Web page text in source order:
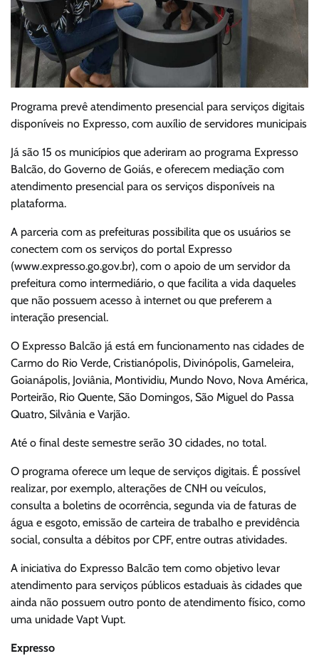
Programa prevê atendimento presencial para serviços digitais
disponíveis no Expresso, com auxílio de servidores municipais
Já são 15 os municípios que aderiram ao programa Expresso
Balcão, do Governo de Goiás, e oferecem mediação com
atendimento presencial para os serviços disponíveis na
plataforma.
A parceria com as prefeituras possibilita que os usuários se
conectem com os serviços do portal Expresso
(www.expresso.go.gov.br), com o apoio de um servidor da
prefeitura como intermediário, o que facilita a vida daqueles
que não possuem acesso à internet ou que preferem a
interação presencial.
O Expresso Balcão já está em funcionamento nas cidades de
Carmo do Rio Verde, Cristianópolis, Divinópolis, Gameleira,
Goianápolis, Joviânia, Montividiu, Mundo Novo, Nova América,
Porteirão, Rio Quente, São Domingos, São Miguel do Passa
Quatro, Silvânia e Varjão.
Até o final deste semestre serão 30 cidades, no total.
O programa oferece um leque de serviços digitais. É possível
realizar, por exemplo, alterações de CNH ou veículos,
consulta a boletins de ocorrência, segunda via de faturas de
água e esgoto, emissão de carteira de trabalho e previdência
social, consulta a débitos por CPF, entre outras atividades.
A iniciativa do Expresso Balcão tem como objetivo levar
atendimento para serviços públicos estaduais às cidades que
ainda não possuem outro ponto de atendimento físico, como
uma unidade Vapt Vupt.
Expresso